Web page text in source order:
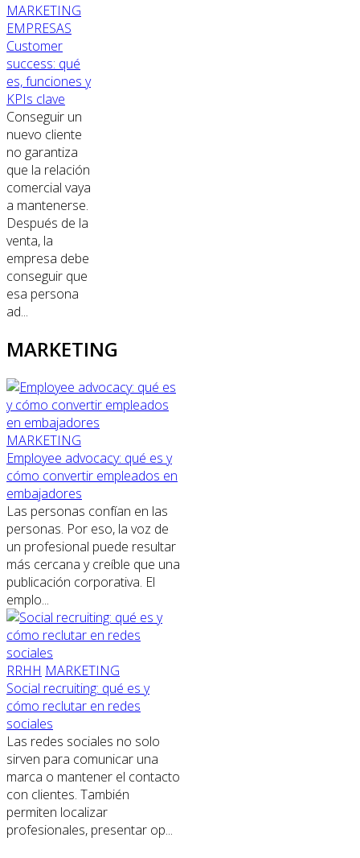
MARKETING
EMPRESAS
Customer
success: qué
es, funciones y
KPIs clave
Conseguir un
nuevo cliente
no garantiza
que la relación
comercial vaya
a mantenerse.
Después de la
venta, la
empresa debe
conseguir que
esa persona
ad...
MARKETING
MARKETING
Employee advocacy: qué es y
cómo convertir empleados en
embajadores
Las personas confían en las
personas. Por eso, la voz de
un profesional puede resultar
más cercana y creíble que una
publicación corporativa. El
emplo...
RRHH MARKETING
Social recruiting: qué es y
cómo reclutar en redes
sociales
Las redes sociales no solo
sirven para comunicar una
marca o mantener el contacto
con clientes. También
permiten localizar
profesionales, presentar op...